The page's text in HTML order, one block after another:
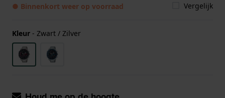
● Binnenkort weer op voorraad Vergelijk
Kleur - Zwart / Zilver